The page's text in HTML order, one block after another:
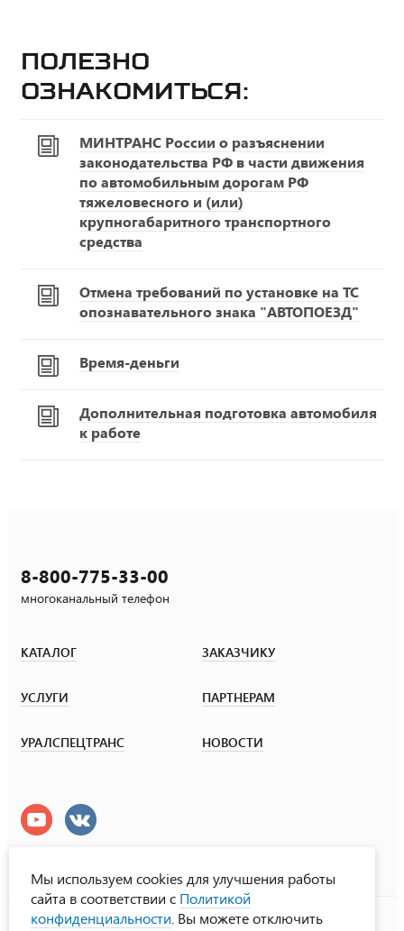
Полезно
ознакомиться:
МИНТРАНС России о разъяснении
законодательства РФ в части движения
по автомобильным дорогам РФ
тяжеловесного и (или)
крупногабаритного транспортного
средства
Отмена требований по установке на ТС
опознавательного знака "АВТОПОЕЗД"
Время-деньги
Дополнительная подготовка автомобиля
к работе
8-800-775-33-00
многоканальный телефон
КАТАЛОГ ЗАКАЗЧИКУ
УСЛУГИ ПАРТНЕРАМ
УРАЛСПЕЦТРАНС НОВОСТИ
УралСпецТранс
Мы используем cookies для улучшения работы
сайта в соответствии с Политикой
конфиденциальности . Вы можете отключить